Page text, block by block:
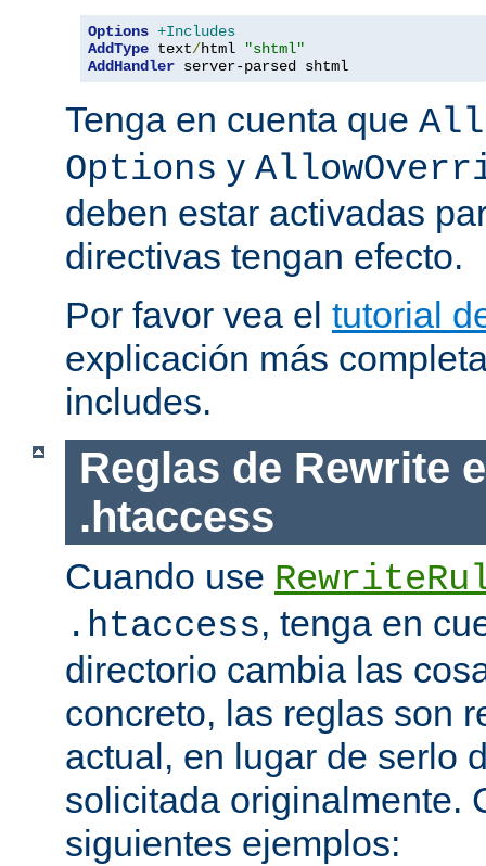
Options +Includes
AddType text/html
"shtml"
AddHandler server-parsed shtml
Tenga en cuenta que
Options y
deben estar activadas
directivas tengan efecto.
Por favor vea el tutorial
explicación más
includes.
Reglas de Rewrite
.htaccess
Cuando use
.htaccess, tenga en
directorio cambia las
concreto, las reglas son
actual, en lugar de serlo
solicitada originalmente.
siguientes ejemplos: